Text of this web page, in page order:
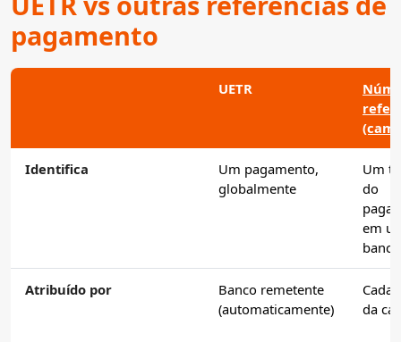
pagamento
UETR
Identifica
Um pagamento,
globalmente
Um
do
em
banco
Atribuído por
Banco remetente
(automaticamente)
Cada
da